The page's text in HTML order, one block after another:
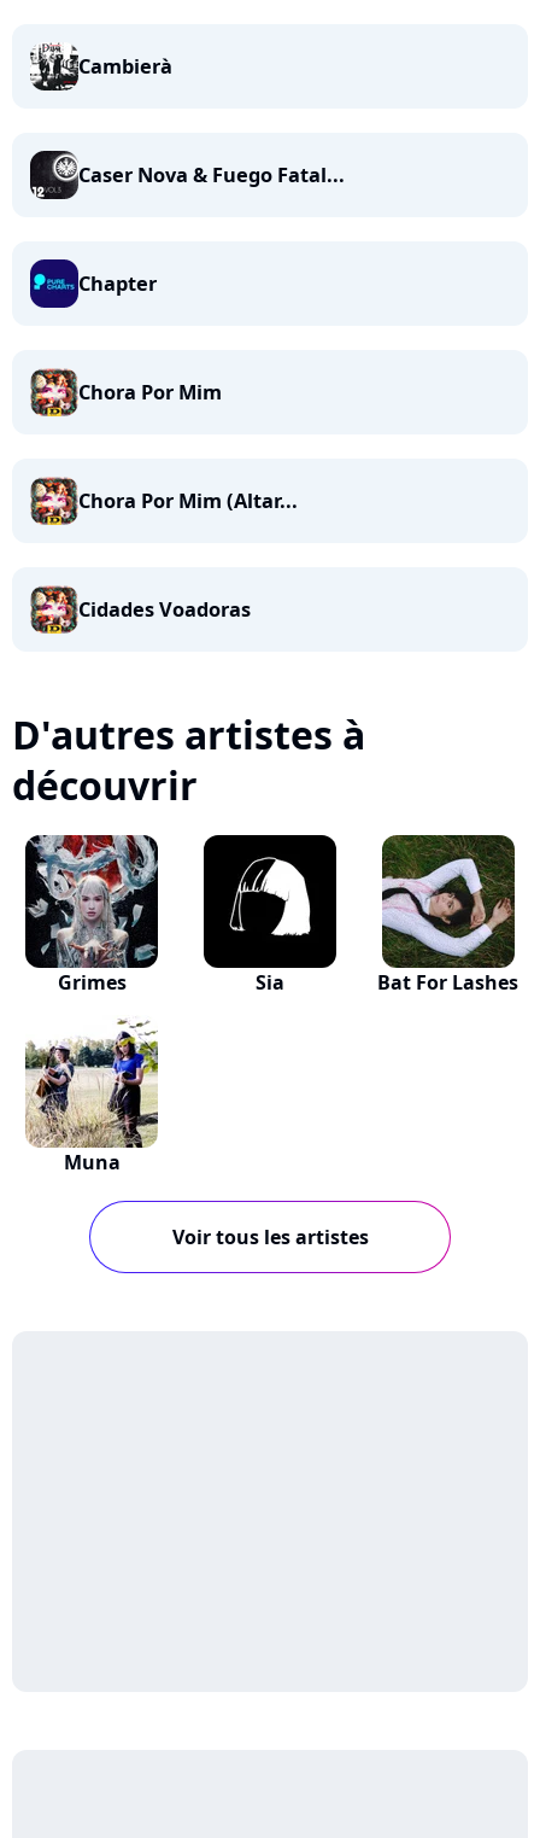
Cambierà
Caser Nova & Fuego Fatal...
Chapter
Chora Por Mim
Chora Por Mim (Altar...
Cidades Voadoras
D'autres artistes à
découvrir
Grimes Sia Bat For Lashes
Muna
Voir tous les artistes